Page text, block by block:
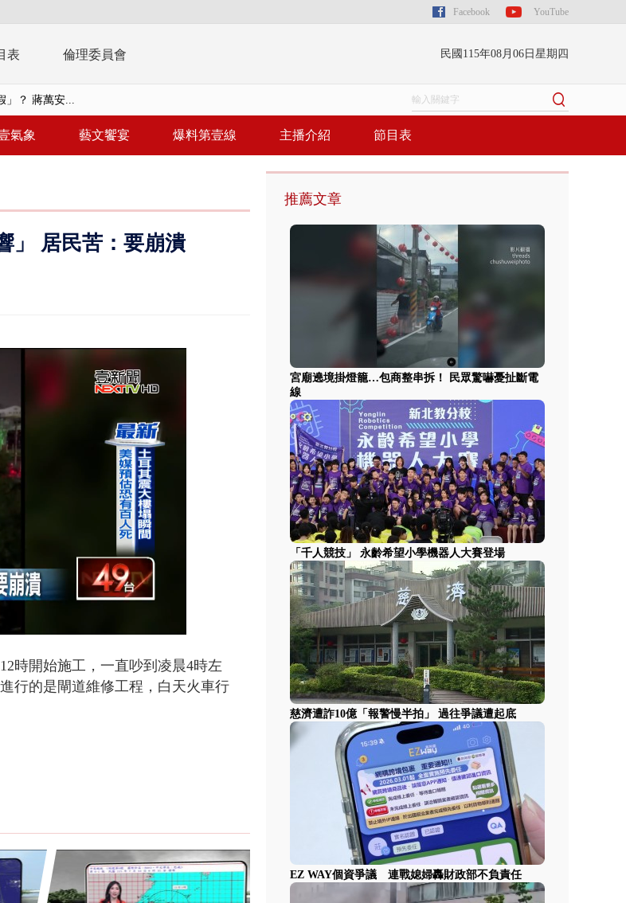
Facebook YouTube
表 倫理委員會 民國115年08月06日星期四
」？ 蔣萬安...
鏈 通緝港...
4車釀3傷
氣象 藝文饗宴 爆料第壹線 主播介紹 節目表
」 居民苦：要崩潰
時開始施工，一直吵到凌晨4時左
行的是閘道維修工程，白天火車行
推薦文章
宮廟遶境掛燈籠…包商整串拆！ 民眾驚嚇憂扯斷電
線
「千人競技」 永齡希望小學機器人大賽登場
慈濟遭詐10億「報警慢半拍」 過往爭議遭起底
EZ WAY個資爭議 連戰媳婦轟財政部不負責任